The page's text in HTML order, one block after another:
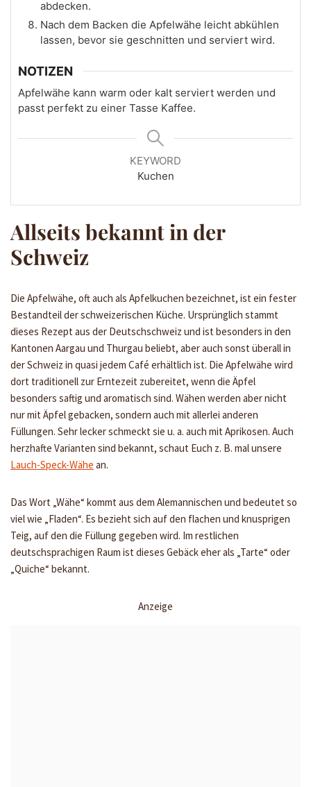
abdecken.
Nach dem Backen die Apfelwähe leicht abkühlen
lassen, bevor sie geschnitten und serviert wird.
NOTIZEN
Apfelwähe kann warm oder kalt serviert werden und
passt perfekt zu einer Tasse Kaffee.
KEYWORD
Kuchen
Allseits bekannt in der
Schweiz
Die Apfelwähe, oft auch als Apfelkuchen bezeichnet, ist ein fester
Bestandteil der schweizerischen Küche. Ursprünglich stammt
dieses Rezept aus der Deutschschweiz und ist besonders in den
Kantonen Aargau und Thurgau beliebt, aber auch sonst überall in
der Schweiz in quasi jedem Café erhältlich ist. Die Apfelwähe wird
dort traditionell zur Erntezeit zubereitet, wenn die Äpfel
besonders saftig und aromatisch sind. Wähen werden aber nicht
nur mit Äpfel gebacken, sondern auch mit allerlei anderen
Füllungen. Sehr lecker schmeckt sie u. a. auch mit Aprikosen. Auch
herzhafte Varianten sind bekannt, schaut Euch z. B. mal unsere
Lauch-Speck-Wähe an.
Das Wort „Wähe“ kommt aus dem Alemannischen und bedeutet so
viel wie „Fladen“. Es bezieht sich auf den flachen und knusprigen
Teig, auf den die Füllung gegeben wird. Im restlichen
deutschsprachigen Raum ist dieses Gebäck eher als „Tarte“ oder
„Quiche“ bekannt.
Anzeige